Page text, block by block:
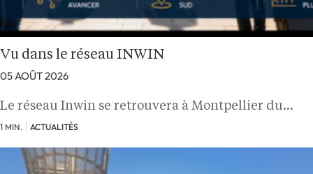
Vu dans le réseau INWIN
05 AOÛT 2026
Le réseau Inwin se retrouvera à Montpellier du…
1 MIN. ACTUALITÉS